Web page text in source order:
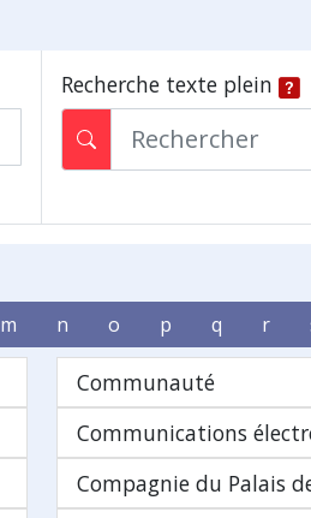
Recherche texte plein
m n o p q r
Communauté
Communications
Compagnie du Palais